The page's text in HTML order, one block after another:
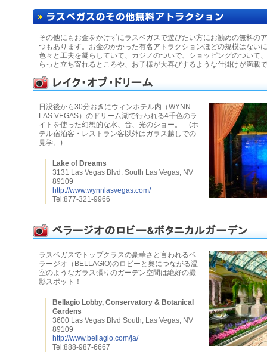
その他にもお金をかけずにラスベガスで遊びたい方にお勧めの無料の
つもあります。お金のかかった有名アトラクションほどの規模はない
色々と工夫を凝らしていて、カジノのついで、ショッピングのついて
らっと立ち寄れるところや、お子様が大喜びするような仕掛けが満載
日没後から30分おきにウィンホテル内（WYNN
LAS VEGAS）のドリーム湖で行われる4千色のラ
イトを使った幻想的な水、音、光のショー。 (ホ
テル宿泊客・レストラン客以外はガラス越しでの
見学。)
Lake of Dreams
3131 Las Vegas Blvd. South Las Vegas, NV
89109
http://www.wynnlasvegas.com/
Tel:877-321-9966
ラスベガスでトップクラスの豪華さと言われるベ
ラージオ（BELLAGIO)のロビーと奥につながる温
室のようなガラス張りのガーデン空間は絶好の撮
影スポット！
Bellagio Lobby, Conservatory & Botanical
Gardens
3600 Las Vegas Blvd South, Las Vegas, NV
89109
http://www.bellagio.com/ja/
Tel:888-987-6667